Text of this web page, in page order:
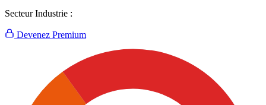
Secteur Industrie :
Devenez Premium